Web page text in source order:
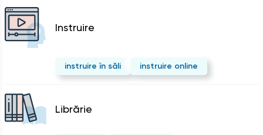
Instruire
instruire în săli instruire online
Librărie